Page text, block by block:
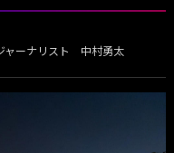
ャーナリスト 中村勇太